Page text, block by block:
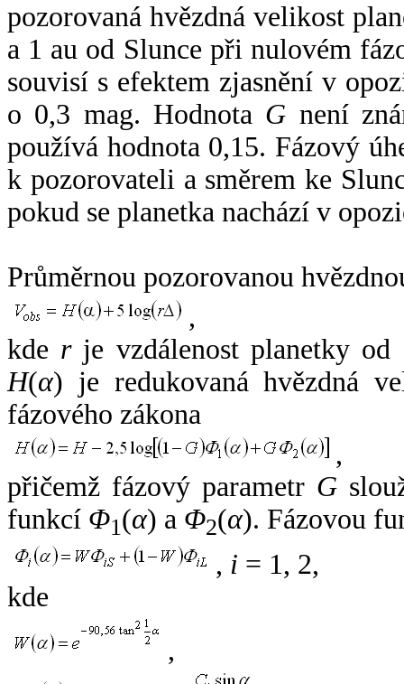
pozorovaná hvězdná velikost
a 1 au od Slunce při nulovém
souvisí s efektem zjasnění v
o 0,3 mag. Hodnota G není
používá hodnota 0,15. Fázový
k pozorovateli a směrem ke
pokud se planetka nachází v
Průměrnou pozorovanou
,
kde rje vzdálenost planetky od
H(α) je redukovaná hvězdná
fázového zákona
,
přičemž fázový parametr G
funkcí Φ1(α) a Φ2(α). Fázovou
, i = 1, 2,
kde
,